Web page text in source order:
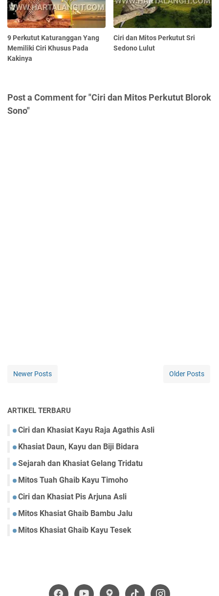
9 Perkutut Katuranggan Yang
Memiliki Ciri Khusus Pada
Kakinya
Ciri dan Mitos Perkutut Sri
Sedono Lulut
Post a Comment for "Ciri dan Mitos Perkutut Blorok
Sono"
Newer Posts Older Posts
ARTIKEL TERBARU
Ciri dan Khasiat Kayu Raja Agathis Asli
Khasiat Daun, Kayu dan Biji Bidara
Sejarah dan Khasiat Gelang Tridatu
Mitos Tuah Ghaib Kayu Timoho
Ciri dan Khasiat Pis Arjuna Asli
Mitos Khasiat Ghaib Bambu Jalu
Mitos Khasiat Ghaib Kayu Tesek